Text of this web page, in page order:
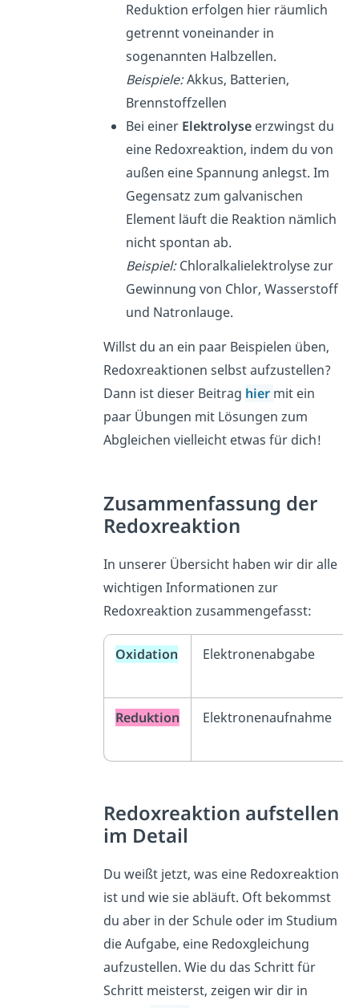
Reduktion erfolgen hier räumlich
getrennt voneinander in
sogenannten Halbzellen.
Beispiele:Akkus, Batterien,
Brennstoffzellen
Bei einer Elektrolyse erzwingst du
eine Redoxreaktion, indem du von
außen eine Spannung anlegst. Im
Gegensatz zum galvanischen
Element läuft die Reaktion nämlich
nicht spontan ab.
Beispiel:Chloralkalielektrolyse zur
Gewinnung von Chlor, Wasserstoff
und Natronlauge.
Willst du an ein paar Beispielen üben,
Redoxreaktionen selbst aufzustellen?
Dann ist dieser Beitrag hier mit ein
paar Übungen mit Lösungen zum
Abgleichen vielleicht etwas für dich!
Zusammenfassung der
Redoxreaktion
In unserer Übersicht haben wir dir alle
wichtigen Informationen zur
Redoxreaktion zusammengefasst:
Oxidation Elektronenabgabe
Reduktion Elektronenaufnahme
Redoxreaktion aufstellen
im Detail
Du weißt jetzt, was eine Redoxreaktion
ist und wie sie abläuft. Oft bekommst
du aber in der Schule oder im Studium
die Aufgabe, eine Redoxgleichung
aufzustellen. Wie du das Schritt für
Schritt meisterst, zeigen wir dir in